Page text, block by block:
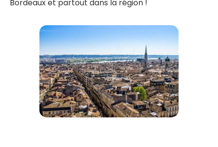
Bordeaux et partout dans la région !